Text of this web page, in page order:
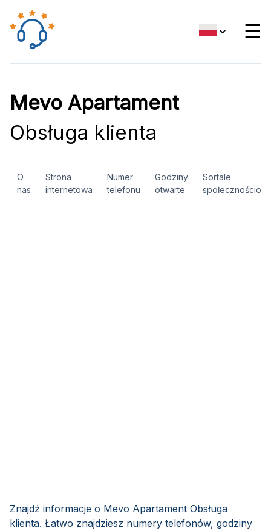
☰
Mevo Apartament
Obsługa klienta
O
nas
Strona
internetowa
Numer
telefonu
Godziny
otwarte
Sortale
Znajdź informacje o Mevo Apartament Obsługa
klienta. Łatwo znajdziesz numery telefonów, godziny